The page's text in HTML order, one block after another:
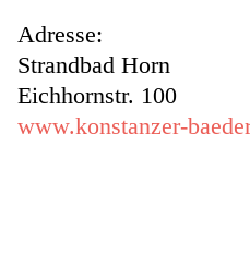
Adresse:
Strandbad Horn
Eichhornstr. 100
www.konstanzer-